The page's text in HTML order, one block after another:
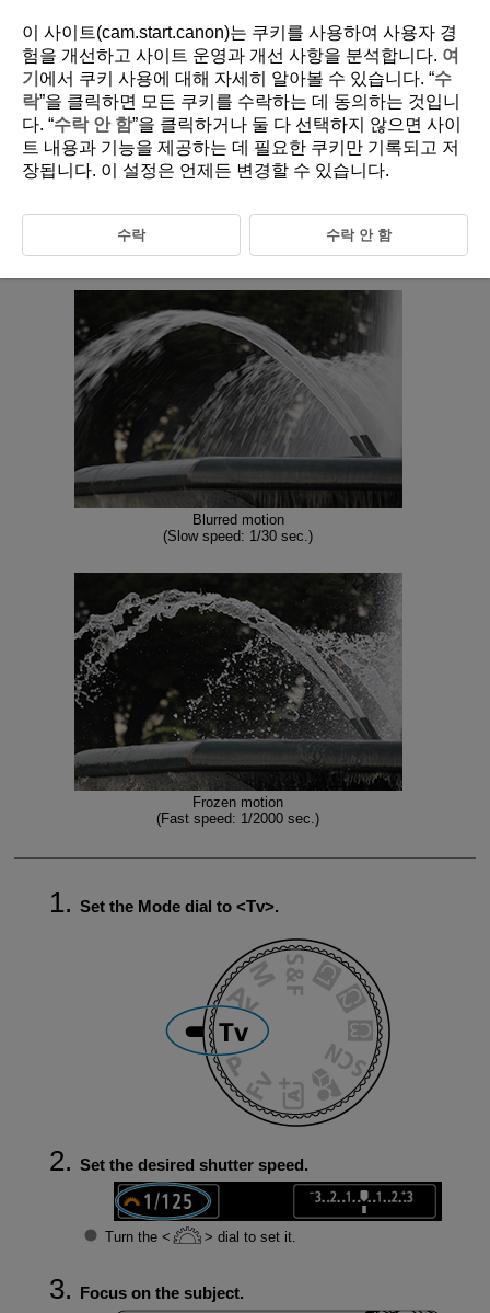
D388-052
Tv: Shutter-Priority AE
a moving subject. A slower shutter speed can create a blurred effect,
giving the impression of motion.
Blurred motion
(Slow speed: 1/30 sec.)
Frozen motion
(Fast speed: 1/2000 sec.)
Set the Mode dial to Tv .
Set the desired shutter speed.
Turn the dial to set it.
Focus on the subject.
이 사이트(cam.start.canon)는 쿠키를 사용하여 사용자 경
험을 개선하고 사이트 운영과 개선 사항을 분석합니다. 여
기 에서 쿠키 사용에 대해 자세히 알아볼 수 있습니다. “수
락”을 클릭하면 모든 쿠키를 수락하는 데 동의하는 것입니
다. “수락 안 함”을 클릭하거나 둘 다 선택하지 않으면 사이
트 내용과 기능을 제공하는 데 필요한 쿠키만 기록되고 저
장됩니다. 이 설정은 언제든 변경할 수 있습니다.
수락 수락 안 함